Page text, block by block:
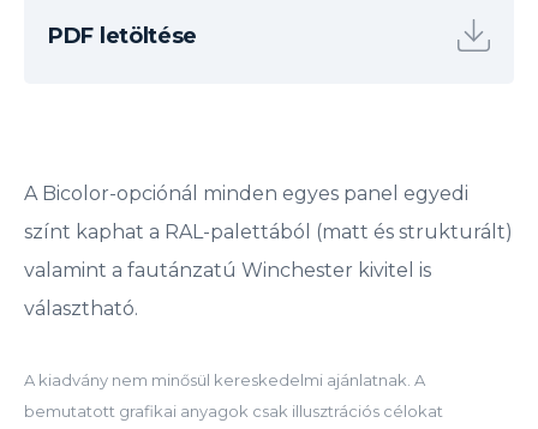
PDF letöltése
A Bicolor-opciónál minden egyes panel egyedi
színt kaphat a RAL-palettából (matt és strukturált)
valamint a fautánzatú Winchester kivitel is
választható.
A kiadvány nem minősül kereskedelmi ajánlatnak. A
bemutatott grafikai anyagok csak illusztrációs célokat